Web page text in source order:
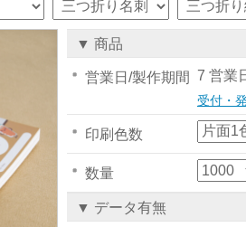
▼ 商品
営業日/製作期間 7 営業
受付・
印刷色数
数量
▼ データ有無